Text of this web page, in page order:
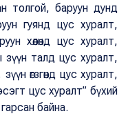
толгой, баруун дунд
гуянд цус хуралт,
хөлөнд цус хуралт,
зүүн талд цус хуралт,
өгзгөнд цус хуралт,
цус хуралт” бүхий
байна.